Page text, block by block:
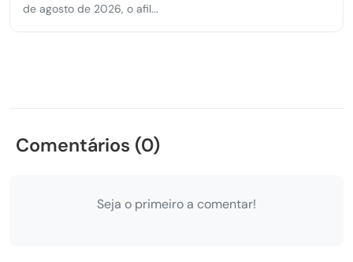
de agosto de 2026, o afil...
Comentários (0)
Seja o primeiro a comentar!